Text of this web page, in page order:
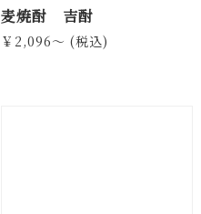
麦焼酎 吉酎
￥2,096～ (税込)